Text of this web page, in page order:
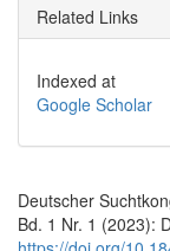
Related Links
Indexed at
Google Scholar
Deutscher
Bd. 1 Nr. 1 (2023):